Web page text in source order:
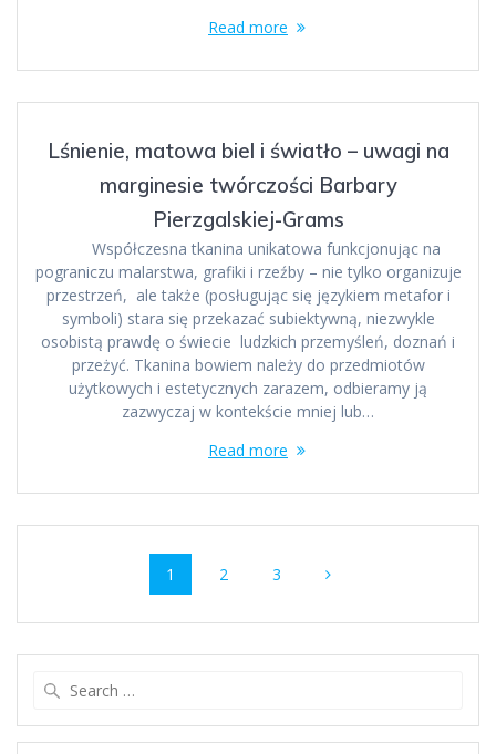
Read more
Lśnienie, matowa biel i światło – uwagi na
marginesie twórczości Barbary
Pierzgalskiej-Grams
Współczesna tkanina unikatowa funkcjonując na
pograniczu malarstwa, grafiki i rzeźby – nie tylko organizuje
przestrzeń, ale także (posługując się językiem metafor i
symboli) stara się przekazać subiektywną, niezwykle
osobistą prawdę o świecie ludzkich przemyśleń, doznań i
przeżyć. Tkanina bowiem należy do przedmiotów
użytkowych i estetycznych zarazem, odbieramy ją
zazwyczaj w kontekście mniej lub…
Read more
navigationPage
1 Page
2 Page
3